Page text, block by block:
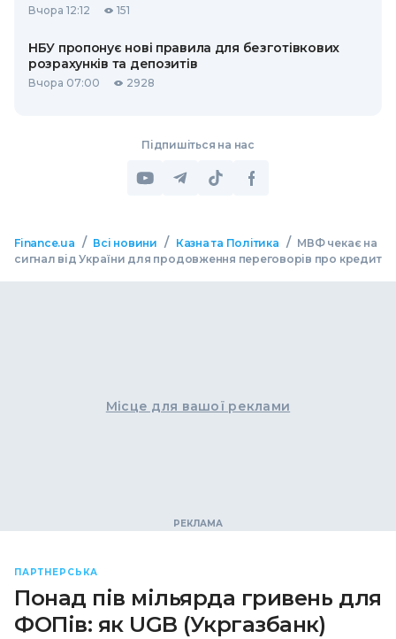
Вчора 12:12 151
НБУ пропонує нові правила для безготівкових
розрахунків та депозитів
Вчора 07:00 2928
Підпишіться на нас
Finance.ua / Всі новини / Казна та Політика / МВФ чекає на
сигнал від України для продовження переговорів про кредит
Місце для вашої реклами
ПАРТНЕРСЬКА
Понад пів мільярда гривень для
ФОПів: як UGB (Укргазбанк)